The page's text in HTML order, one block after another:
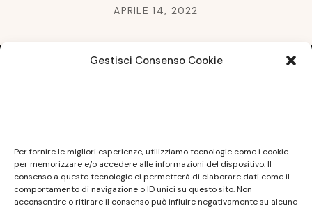
Gestisci Consenso Cookie
Per fornire le migliori esperienze, utilizziamo tecnologie come i cookie
per memorizzare e/o accedere alle informazioni del dispositivo. Il
consenso a queste tecnologie ci permetterà di elaborare dati come il
comportamento di navigazione o ID unici su questo sito. Non
acconsentire o ritirare il consenso può influire negativamente su alcune
APRILE 14, 2022
non ha carattere periodico essendo aggiornato
secondo la disponibilità e la reperibilità dei materiali.
Pertanto non può essere considerato in alcun modo